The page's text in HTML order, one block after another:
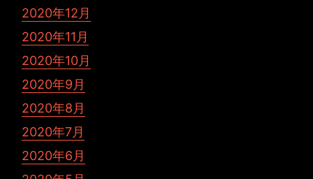
2020年12月
2020年11月
2020年10月
2020年9月
2020年8月
2020年7月
2020年6月